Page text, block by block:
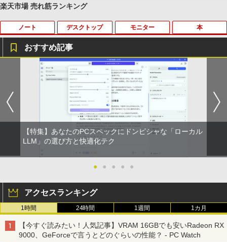
薬屋のひとりごと 17巻 (デジタル版ビッグガ
ンガンコミックス)
￥770
異世界居酒屋「のぶ」(22) (角川コミックス・
エース)
￥832
ONE PIECE モノクロ版 115 (ジャンプコミッ
クスDIGITAL)
￥594
HUNTER×HUNTER モノクロ版 39 (ジャンプ
コミックスDIGITAL)
楽天市場 売れ筋ランキング
ノート
【期間限定破格金額！】新生活 新古品 W
in11搭載 パソコンノートパソコンoffice
付き 初心者向けノートPC 初期設定済 1
5.6型 インテル高速CPU ランダムで発送
メモリ4GB～ 高速SSD1TB 最大 フルHD
Webカメラ zoom 軽量薄型 無線 型番更
新で在庫処分
￥12,980
HD / 第7世代 Core i3-7100U /中古ノート
パソコン win11 office付・整備済み品・
メモリ8GB / 高速SSD搭載 / Webカメラ /
HDMI・VGA / WiFi / 超軽量モバイルノー
￥14,800
デスクトップ モニター
【マラソンセール期間中ポイント5倍】中
古モニター 19インチ スクエア SXGA 12
80x1024 IPSパネル ノングレア DELL P1
917S HDMI DisplayPort VGA USBハブ
搭載 動作確認済み 30日保証 送料無料
￥6,980
2
【期間限定10%OFFクーポン 8/12 10時
まで】 ゲーミングモニター 24.5インチ F
×1 DP1.4×1 Adaptive Sync対応 フリッ
カーフリー ブルーライトカット モニター
ディスプレイ MAXZEN MGM25IC04-F2
40
￥12,980
本
BARFOUT! SPECIAL EDITION EARLY
AUTUMN 2026 / TIME TRAVEL 岩本 照
（Snow Man） [ ブラウンズブックス ]
￥1,870
2026年度版 英検準2級 過去6回全問題集
￥1,870
3
【全巻】 ドラフトキング 1-25巻セット
（ヤングジャンプコミックス） [ クロマ
ツ テツロウ ]
おすすめ記事
【特集】あなたのPCスペックにドンピシャな「ローカル
LLM」の選び方と快適化テク
● ● ● ● ●
アクセスランキング
1時間 24時間 1週間 1カ月
【今すぐ読みたい！人気記事】VRAM 16GBでも安いRadeon RX
9000、GeForceで言うとどのぐらいの性能？ - PC Watch